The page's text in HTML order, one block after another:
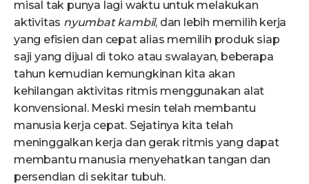
misal tak punya lagi waktu untuk melakukan
aktivitas nyumbat kambil, dan lebih memilih kerja
yang efisien dan cepat alias memilih produk siap
saji yang dijual di toko atau swalayan, beberapa
tahun kemudian kemungkinan kita akan
kehilangan aktivitas ritmis menggunakan alat
konvensional. Meski mesin telah membantu
manusia kerja cepat. Sejatinya kita telah
meninggalkan kerja dan gerak ritmis yang dapat
membantu manusia menyehatkan tangan dan
persendian di sekitar tubuh.